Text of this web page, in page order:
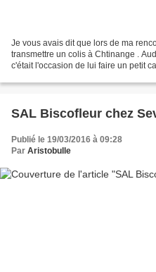
Je vous avais dit que lors de ma
transmettre un colis à Chtinange .
c'était l'occasion de lui faire un petit
SAL Biscofleur chez
Publié le 19/03/2016 à 09:28
Par Aristobulle